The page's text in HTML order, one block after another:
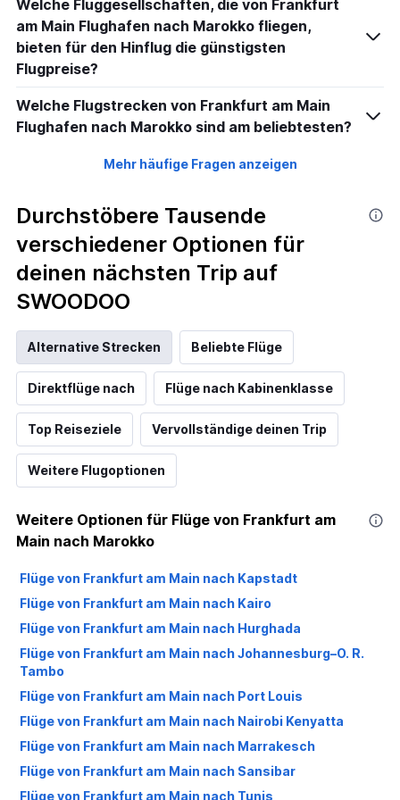
Welche Fluggesellschaften, die von Frankfurt
am Main Flughafen nach Marokko fliegen,
bieten für den Hinflug die günstigsten
Flugpreise?
Welche Flugstrecken von Frankfurt am Main
Flughafen nach Marokko sind am beliebtesten?
Mehr häufige Fragen anzeigen
Durchstöbere Tausende
verschiedener Optionen für
deinen nächsten Trip auf
SWOODOO
Alternative Strecken Beliebte Flüge
Direktflüge nach Flüge nach Kabinenklasse
Top Reiseziele Vervollständige deinen Trip
Weitere Flugoptionen
Weitere Optionen für Flüge von Frankfurt am
Main nach Marokko
Flüge von Frankfurt am Main nach Kapstadt
Flüge von Frankfurt am Main nach Kairo
Flüge von Frankfurt am Main nach Hurghada
Flüge von Frankfurt am Main nach Johannesburg–O. R.
Tambo
Flüge von Frankfurt am Main nach Port Louis
Flüge von Frankfurt am Main nach Nairobi Kenyatta
Flüge von Frankfurt am Main nach Marrakesch
Flüge von Frankfurt am Main nach Sansibar
Flüge von Frankfurt am Main nach Tunis